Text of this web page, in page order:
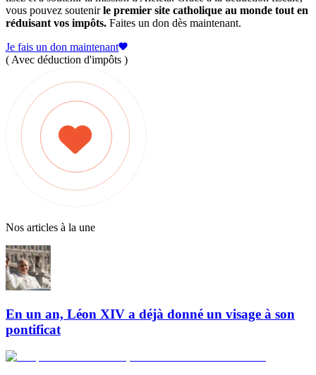
vous pouvez soutenirle premier site catholique au monde tout en
réduisant vos impôts. Faites un don dès maintenant.
Je fais un don maintenant
( Avec déduction d'impôts )
Nos articles à la une
En un an, Léon XIV a déjà donné un visage à son
pontificat